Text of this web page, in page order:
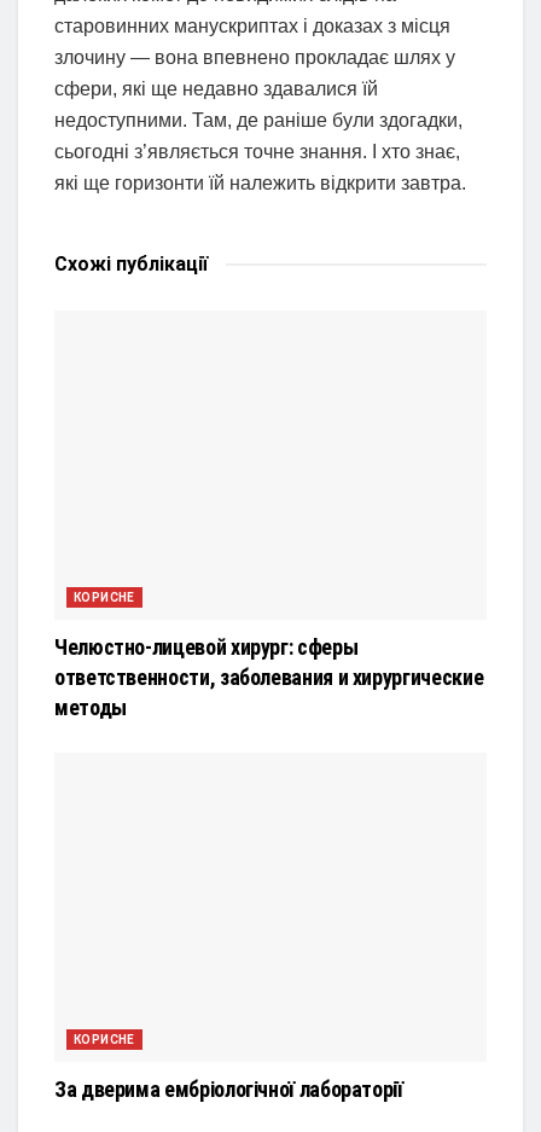
старовинних манускриптах і доказах з місця
злочину — вона впевнено прокладає шлях у
сфери, які ще недавно здавалися їй
недоступними. Там, де раніше були здогадки,
сьогодні з’являється точне знання. І хто знає,
які ще горизонти їй належить відкрити завтра.
Схожі публікації
КОРИСНЕ
Челюстно-лицевой хирург: сферы
ответственности, заболевания и хирургические
методы
КОРИСНЕ
За дверима ембріологічної лабораторії